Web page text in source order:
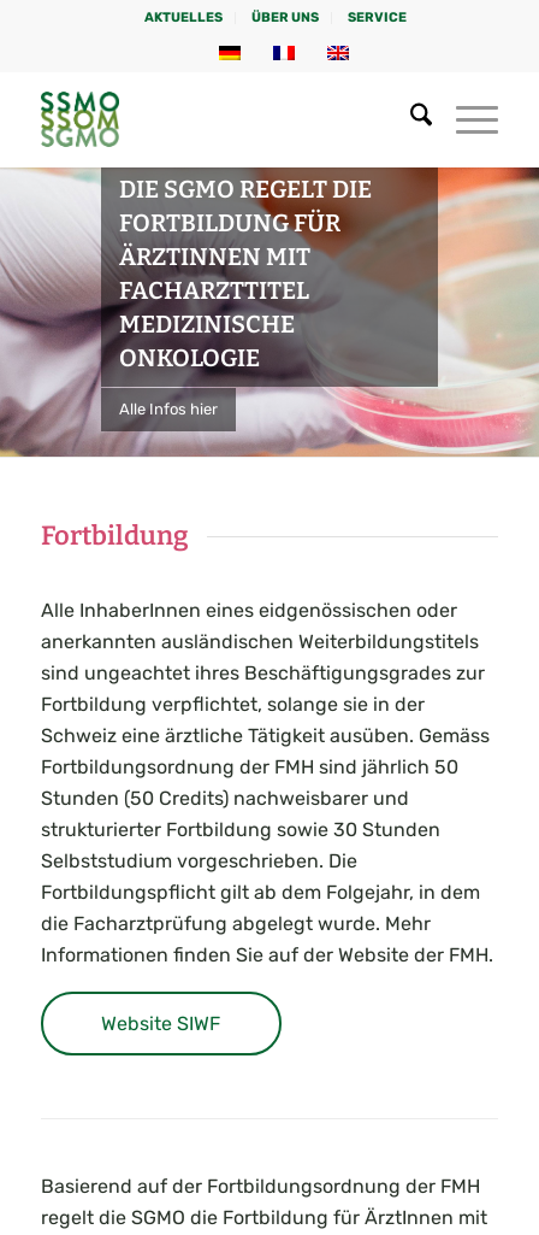
AKTUELLES ÜBER UNS SERVICE
DIE SGMO REGELT DIE
FORTBILDUNG FÜR
ÄRZTINNEN MIT
FACHARZTTITEL
MEDIZINISCHE
ONKOLOGIE
Alle Infos hier
Fortbildung
Alle InhaberInnen eines eidgenössischen oder
anerkannten ausländischen Weiterbildungstitels
sind ungeachtet ihres Beschäftigungsgrades zur
Fortbildung verpflichtet, solange sie in der
Schweiz eine ärztliche Tätigkeit ausüben. Gemäss
Fortbildungsordnung der FMH sind jährlich 50
Stunden (50 Credits) nachweisbarer und
strukturierter Fortbildung sowie 30 Stunden
Selbststudium vorgeschrieben. Die
Fortbildungspflicht gilt ab dem Folgejahr, in dem
die Facharztprüfung abgelegt wurde. Mehr
Informationen finden Sie auf der Website der FMH.
Website SIWF
Basierend auf der Fortbildungsordnung der FMH
regelt die SGMO die Fortbildung für ÄrztInnen mit